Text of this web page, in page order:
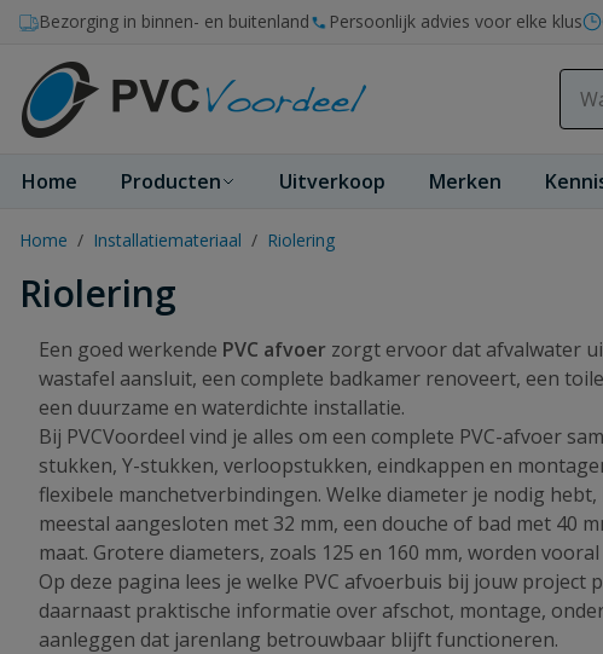
Ga naar de inhoud
Bezorging in binnen- en buitenland Persoonlijk advies voor elke klus
Home Producten Uitverkoop Merken
Home / Installatiemateriaal / Riolering
Riolering
Een goed werkende PVC afvoer zorgt ervoor dat afvalwater
wastafel aansluit, een complete badkamer renoveert, een
een duurzame en waterdichte installatie.
Bij PVCVoordeel vind je alles om een complete PVC-afvoer
stukken, Y-stukken, verloopstukken, eindkappen en
flexibele manchetverbindingen. Welke diameter je nodig
meestal aangesloten met 32 mm, een douche of bad met 40
maat. Grotere diameters, zoals 125 en 160 mm, worden
Op deze pagina lees je welke PVC afvoerbuis bij jouw
daarnaast praktische informatie over afschot, montage,
aanleggen dat jarenlang betrouwbaar blijft functioneren.